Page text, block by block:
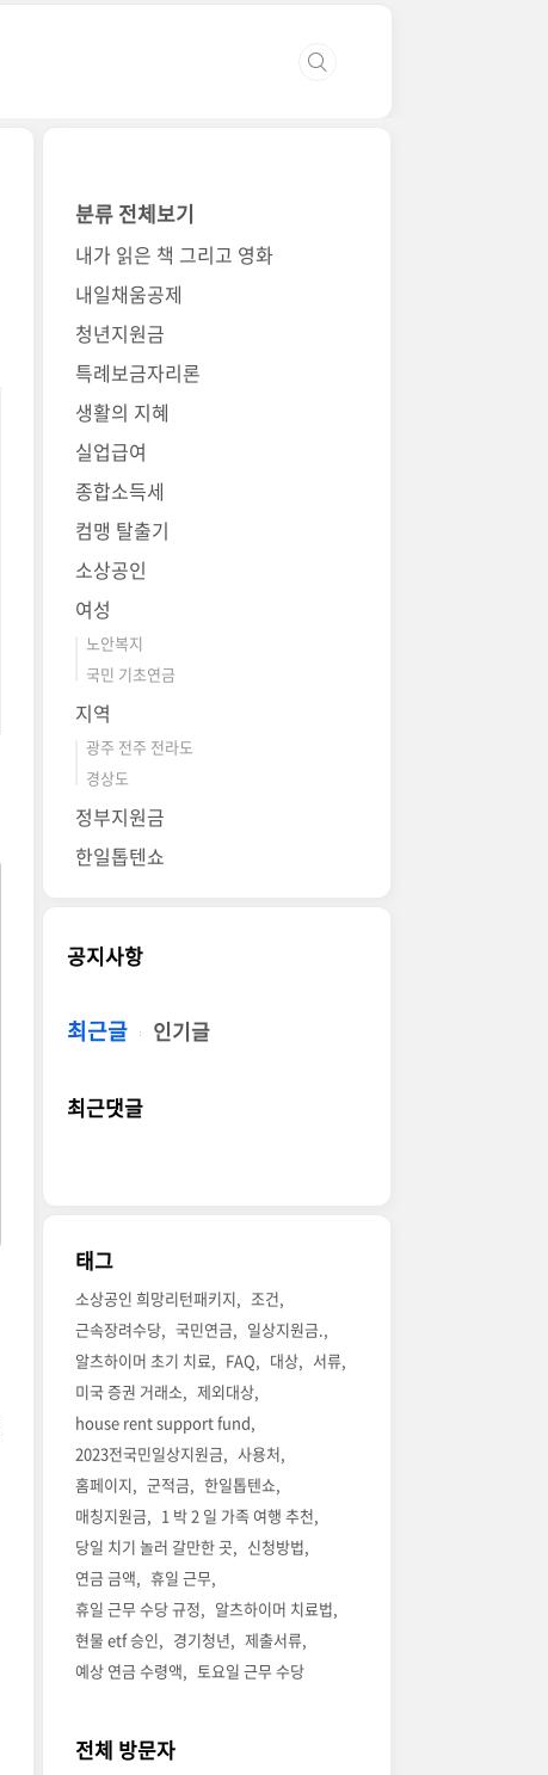
분류 전체보기
내가 읽은 책 그리고 영화
내일채움공제
청년지원금
특례보금자리론
생활의 지혜
실업급여
종합소득세
컴맹 탈출기
소상공인
여성
노안복지
국민 기초연금
지역
광주 전주 전라도
경상도
정부지원금
한일톱텐쇼
공지사항
최근글 인기글
최근댓글
태그
소상공인 희망리턴패키지
조건
근속장려수당
국민연금
일상지원금.
알츠하이머 초기 치료
FAQ 대상
서류
미국 증권 거래소
제외대상
house rent support fund
2023전국민일상지원금
사용처
홈페이지
군적금
한일톱텐쇼
매칭지원금
1 박 2 일 가족 여행 추천
당일 치기 놀러 갈만한 곳
신청방법
연금 금액
휴일 근무
휴일 근무 수당 규정
알츠하이머 치료법
현물 etf 승인
경기청년
제출서류
예상 연금 수령액
토요일 근무 수당
전체 방문자